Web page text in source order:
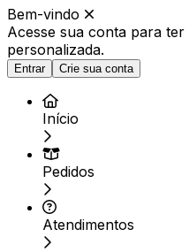
Bem-vindo
Acesse sua conta para ter
personalizada.
Entrar Crie sua conta
Início
Pedidos
Atendimentos